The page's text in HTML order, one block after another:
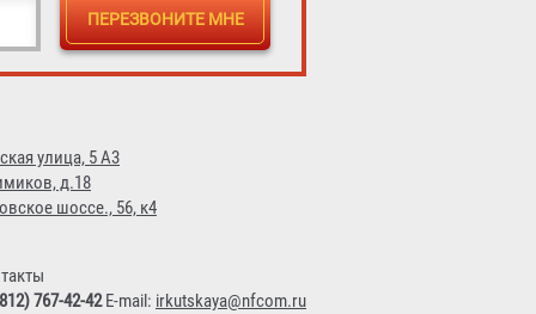
улица, 5 А3
д.18
шоссе., 56, к4
767-42-42E-mail: irkutskaya@nfcom.ru